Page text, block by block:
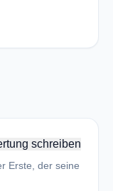
schreiben
Erste, der seine